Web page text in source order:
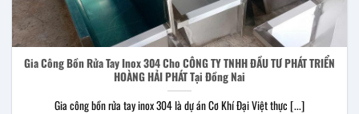
Gia Công Bồn Rửa Tay Inox 304 Cho CÔNG TY TNHH ĐẦU TƯ PHÁT TRIỂN
HOÀNG HẢI PHÁT Tại Đồng Nai
Gia công bồn rửa tay inox 304 là dự án Cơ Khí Đại Việt thực [...]